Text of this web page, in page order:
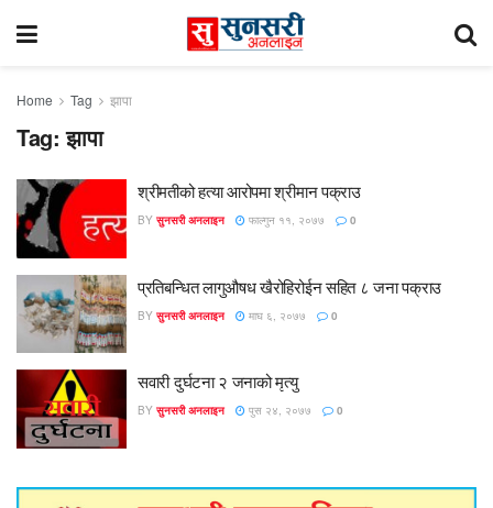
Home Tag झापा
Tag:झापा
श्रीमतीको हत्या आरोपमा श्रीमान पक्राउ
BY सुनसरी अनलाइन फाल्गुन ११, २०७७ 0
प्रतिबन्धित लागुऔषध खैरोहिरोईन सहित ८ जना पक्राउ
BY सुनसरी अनलाइन माघ ६, २०७७ 0
सवारी दुर्घटना २ जनाको मृत्यु
BY सुनसरी अनलाइन पुस २४, २०७७ 0